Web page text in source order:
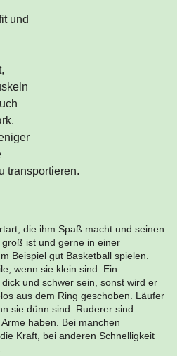
und
transportieren.
die ihm Spaß macht und seinen
ist und gerne in einer
Beispiel gut Basketball spielen.
wenn sie klein sind. Ein
und schwer sein, sonst wird er
aus dem Ring geschoben. Läufer
sie dünn sind. Ruderer sind
haben. Bei manchen
Kraft, bei anderen Schnelligkeit